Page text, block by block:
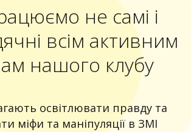
не самі і
всім активним
нашого клубу
освітлювати правду та
міфи та маніпуляції в ЗМІ